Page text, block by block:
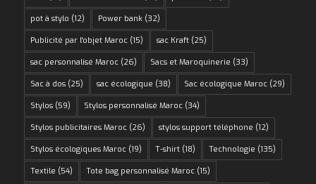
pot à stylo (12) Power bank(32)
Publicité par l'objet Maroc(15) sac Kraft(25)
sac personnalisé Maroc(26) Sacs et Maroquinerie (33)
Sac à dos(25) sac écologique (38) Sac écologique Maroc(29)
Stylos(59) Stylos personnalisé Maroc(34)
Stylos publicitaires Maroc(26) stylos support téléphone (12)
Stylos écologiques Maroc(19) T-shirt(18) Technologie (135)
Textile (54) Tote bag personnalisé Maroc(15)